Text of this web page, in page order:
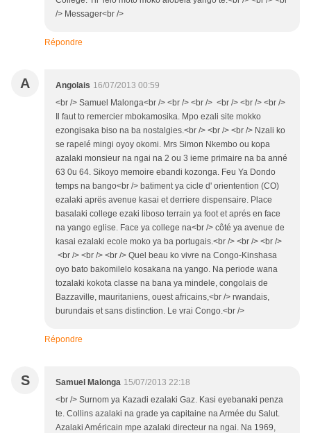
/> Messager<br />
Répondre
A Angolais 16/07/2013 00:59
<br /> Samuel Malonga<br /> <br /> <br /> <br /> <br /> <br />
Il faut to remercier mbokamosika. Mpo ezali site mokko
ezongisaka biso na ba nostalgies.<br /> <br /> <br /> Nzali ko
se rapelé mingi oyoy okomi. Mrs Simon Nkembo ou kopa
azalaki monsieur na ngai na 2 ou 3 ieme primaire na ba anné
63 0u 64. Sikoyo memoire ebandi kozonga. Feu Ya Dondo
temps na bango<br /> batiment ya cicle d' orientention (CO)
ezalaki aprës avenue kasai et derriere dispensaire. Place
basalaki college ezaki liboso terrain ya foot et aprés en face
na yango eglise. Face ya college na<br /> côté ya avenue de
kasai ezalaki ecole moko ya ba portugais.<br /> <br /> <br />
<br /> <br /> <br /> Quel beau ko vivre na Congo-Kinshasa
oyo bato bakomilelo kosakana na yango. Na periode wana
tozalaki kokota classe na bana ya mindele, congolais de
Bazzaville, mauritaniens, ouest africains,<br /> rwandais,
burundais et sans distinction. Le vrai Congo.<br />
Répondre
S Samuel Malonga 15/07/2013 22:18
<br /> Surnom ya Kazadi ezalaki Gaz. Kasi eyebanaki penza
te. Collins azalaki na grade ya capitaine na Armée du Salut.
Azalaki Américain mpe azalaki directeur na ngai. Na 1969,